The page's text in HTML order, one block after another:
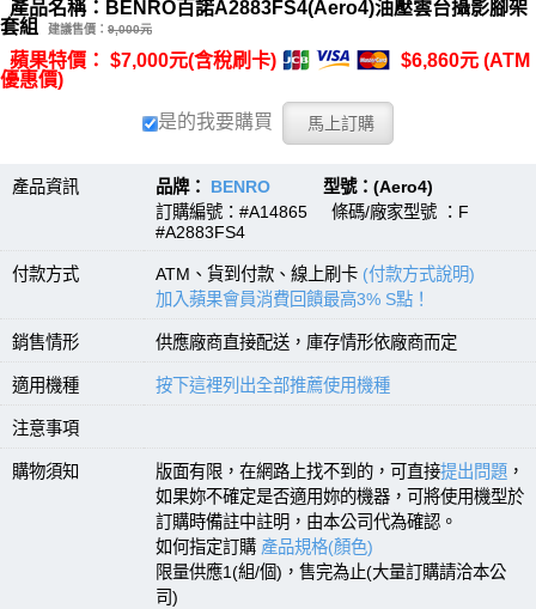
產品名稱：BENRO百諾A2883FS4(Aero4)油壓雲台攝影腳架
套組
建議售價： 9,000元
蘋果特價： $7,000元(含稅刷卡)
$6,860元 (ATM
優惠價)
是的我要購買
產品資訊 品牌： BENRO 型號：(Aero4)
訂購編號：#A14865 條碼/廠家型號 ：F
#A2883FS4
付款方式 ATM、貨到付款、線上刷卡 (付款方式說明)
加入蘋果會員消費回饋最高3% S點！
銷售情形 供應廠商直接配送，庫存情形依廠商而定
適用機種 按下這裡列出全部推薦使用機種
注意事項
購物須知 版面有限，在網路上找不到的，可直接提出問題 ，
如果妳不確定是否適用妳的機器，可將使用機型於
訂購時備註中註明，由本公司代為確認。
如何指定訂購 產品規格(顏色)
限量供應1(組/個)，售完為止(大量訂購請洽本公
司)